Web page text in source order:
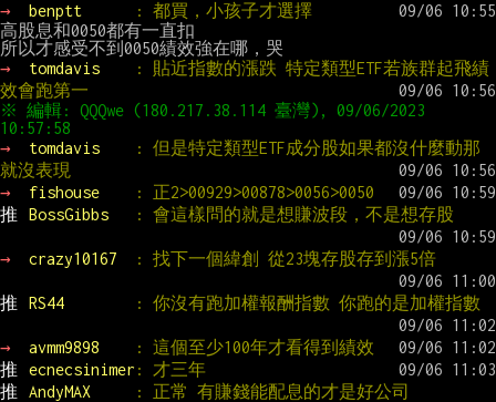
→ benptt
: 都買，小孩子才選擇
高股息和0050都有一直扣
→
tomdavis
: 貼近指數的漲跌 特定類型ETF若族群起飛績
效會跑第一
※ 編輯: QQQwe (180.217.38.114 臺灣), 09/06/2023
→
tomdavis
: 但是特定類型ETF成分股如果都沒什麼動那
就沒表現
→
fishouse
: 正2>00929>00878>0056>0050
推
BossGibbs : 會這樣問的就是想賺波段，不是想存股
→ crazy10167 : 找下一個緯創 從23塊存股存到漲5倍
推 RS44 : 你沒有跑加權報酬指數 你跑的是加權指數
→ avmm9898
: 這個至少100年才看得到績效
推
ecnecsinimer : 才三年
推
AndyMAX : 正常 有賺錢能配息的才是好公司